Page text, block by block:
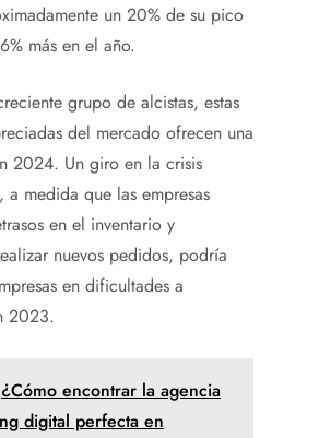
un 20% de su pico
más en el año.
grupo de alcistas, estas
del mercado ofrecen una
2024. Un giro en la crisis
a medida que las empresas
en el inventario y
nuevos pedidos, podría
en dificultades a
2023.
¿Cómo encontrar la agencia
digital perfecta en